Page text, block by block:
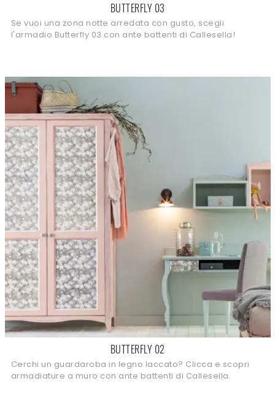
BUTTERFLY 03
Se vuoi una zona notte arredata con gusto, scegli
l'armadio Butterfly 03 con ante battenti di Callesella!
BUTTERFLY 02
Cerchi un guardaroba in legno laccato? Clicca e scopri
armadiature a muro con ante battenti di Callesella.